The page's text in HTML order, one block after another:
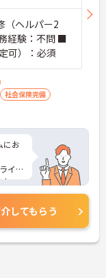
ヘルパー2
経験：不問 ■
可）：必須
社会保険完備
にお
イフ
た、
ある
さら
さ
してもらう